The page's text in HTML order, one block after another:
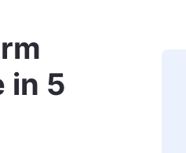
in 5